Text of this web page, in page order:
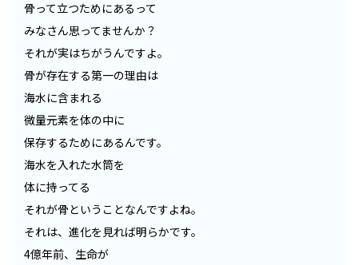
骨って立つためにあるって
みなさん思ってませんか？
それが実はちがうんですよ。
骨が存在する第一の理由は
海水に含まれる
微量元素を体の中に
保存するためにあるんです。
海水を入れた水筒を
体に持ってる
それが骨ということなんですよね。
それは、進化を見れば明らかです。
4億年前、生命が